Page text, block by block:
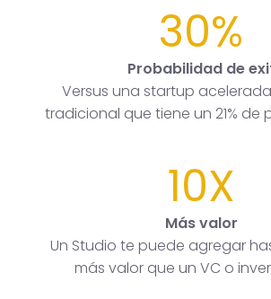
30%
Probabilidad de
Versus una startup
tradicional que tiene un 21% de
10X
Más valor
Un Studio te puede agregar
más valor que un VC o